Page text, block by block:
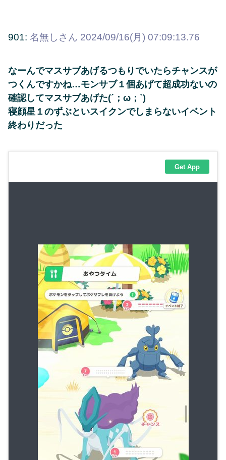
901: 名無しさん 2024/09/16(月) 07:09:13.76
なーんでマスサブあげるつもりでいたらチャンスが
つくんですかね…モンサブ１個あげて超成功ないの
確認してマスサブあげた(´；ω；`)
寝顔星１のずぶといスイクンでしまらないイベント
終わりだった